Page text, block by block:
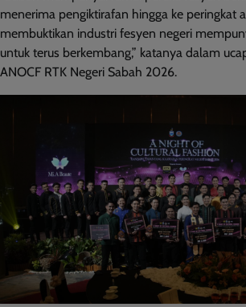
menerima pengiktirafan hingga ke peringkat
membuktikan industri fesyen negeri
untuk terus berkembang,” katanya dalam
ANOCF RTK Negeri Sabah 2026.